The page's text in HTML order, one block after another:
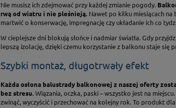
Nie musisz ich zdejmować przy każdej zmianie pogody.
rwą od wiatru i nie pleśnieją. Nawet po kilku miesiącach
martwić o konserwację, impregnację czy układanie ich co
W cieplejsze dni blokują słońce i nadmiar światła. Gdy
lepszą izolację, dzięki czemu korzystanie z balkonu staje się
Szybki montaż, długotrwały efekt
Każda osłona balustrady balkonowej z naszej oferty
bez stresu.Wiązania, oczka, paski – wszystko jest na
zwinąć, wyczyścić i przechować na kolejny rok. To produkt